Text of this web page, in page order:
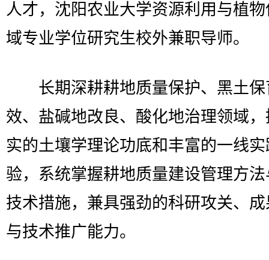
人才，沈阳农业大学资源利用与植
域专业学位研究生校外兼职导师。
长期深耕耕地质量保护、黑土保
效、盐碱地改良、酸化地治理领域
实的土壤学理论功底和丰富的一线
验，系统掌握耕地质量建设管理方
技术措施，兼具强劲的科研攻关、
与技术推广能力。